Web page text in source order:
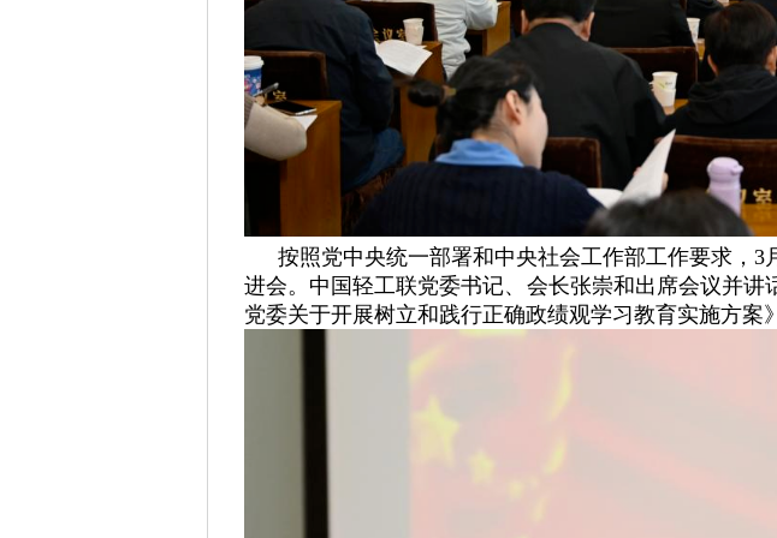
按照党中央统一部署和中央社会工作部工作要求，
进会。中国轻工联党委书记、会长张崇和出席会议并
党委关于开展树立和践行正确政绩观学习教育实施方案